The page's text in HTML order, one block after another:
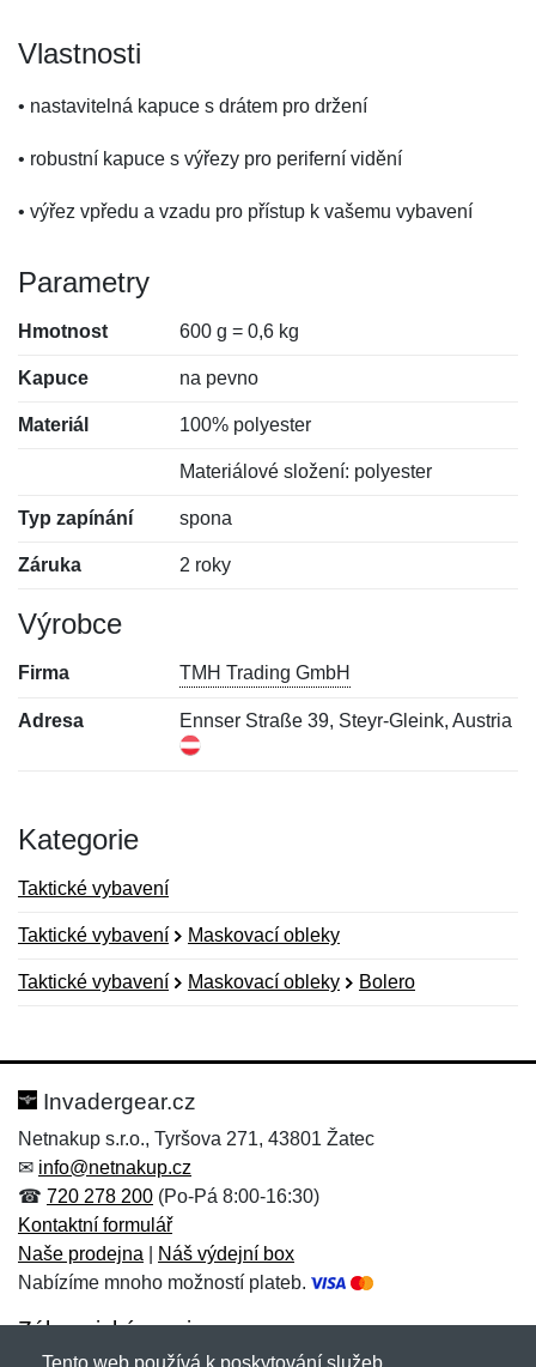
Vlastnosti
• nastavitelná kapuce s drátem pro držení
• robustní kapuce s výřezy pro periferní vidění
• výřez vpředu a vzadu pro přístup k vašemu vybavení
Parametry
Hmotnost 600 g = 0,6 kg
Kapuce na pevno
Materiál 100% polyester
Materiálové složení: polyester
Typ zapínání spona
Záruka 2 roky
Výrobce
Firma TMH Trading GmbH
Adresa Ennser Straße 39, Steyr-Gleink, Austria
Kategorie
Taktické vybavení
Taktické vybavení Maskovací obleky
Taktické vybavení Maskovací obleky Bolero
Hodnocení:
Jméno: *
Jméno:
E-mail:*
Invadergear.cz
Netnakup s.r.o., Tyršova 271, 43801 Žatec
✉ info@netnakup.cz
☎ 720 278 200 (Po-Pá 8:00-16:30)
Kontaktní formulář
Naše prodejna
Náš výdejní box
Nabízíme mnoho možností plateb.
Zákaznický servis
Tento web používá k poskytování služeb,